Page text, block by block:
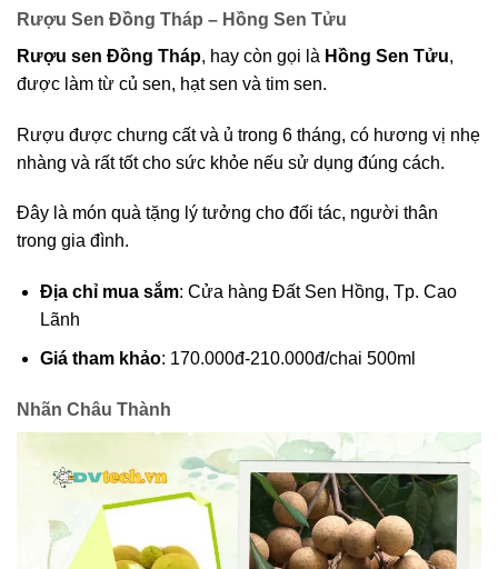
Rượu Sen Đồng Tháp – Hồng Sen Tửu
Rượu sen Đồng Tháp, hay còn gọi là Hồng Sen Tửu,
được làm từ củ sen, hạt sen và tim sen.
Rượu được chưng cất và ủ trong 6 tháng, có hương vị nhẹ
nhàng và rất tốt cho sức khỏe nếu sử dụng đúng cách.
Đây là món quà tặng lý tưởng cho đối tác, người thân
trong gia đình.
Địa chỉ mua sắm: Cửa hàng Đất Sen Hồng, Tp. Cao
Lãnh
Giá tham khảo: 170.000đ-210.000đ/chai 500ml
Nhãn Châu Thành